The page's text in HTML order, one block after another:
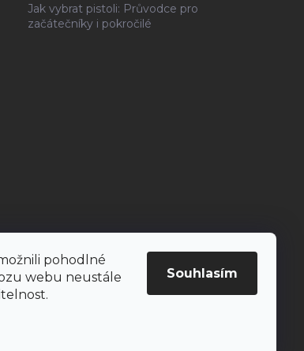
pohodlné
webu neustále
Souhlasím
Jak vybrat pistoli: Průvodce pro
začátečníky i pokročilé